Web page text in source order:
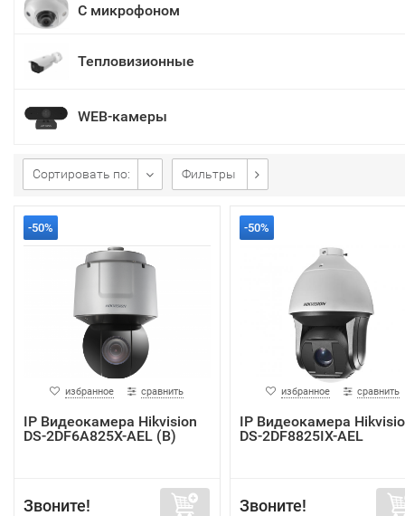
С микрофоном
Тепловизионные
WEB-камеры
Сортировать по: Фильтры
-50%
избранное сравнить
IP Видеокамера Hikvision
DS-2DF6A825X-AEL (B)
Звоните!
-50%
избранное сравнить
IP Видеокамера
DS-2DF8825IX-AEL
Звоните!